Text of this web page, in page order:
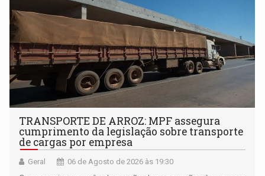
TRANSPORTE DE ARROZ: MPF assegura
cumprimento da legislação sobre transporte
de cargas por empresa
Geral 06 de Agosto de 2026 às 19:30